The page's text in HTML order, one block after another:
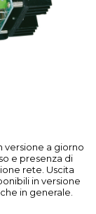
versione a giorno
e presenza di
rete. Uscita
in versione
in generale.